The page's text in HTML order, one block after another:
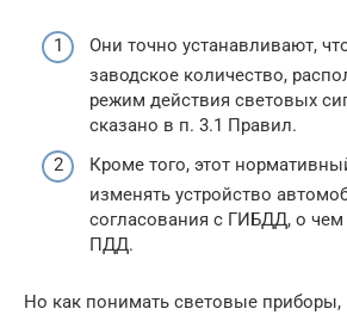
Они точно устанавливают,
заводское количество,
режим действия световых
сказано в п. 3.1 Правил.
Кроме того, этот
изменять устройство
согласования с ГИБДД, о чем
ПДД.
Но как понимать световые приборы,